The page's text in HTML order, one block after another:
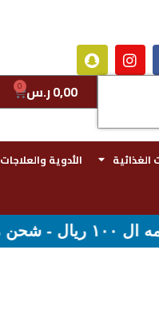
0,00ر.س 0
الغذائية الأدوية والعلاجات